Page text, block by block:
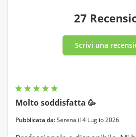
27
Scrivi una
Molto soddisfatta 🥳
Pubblicata da:Serena il 4 Luglio 2026